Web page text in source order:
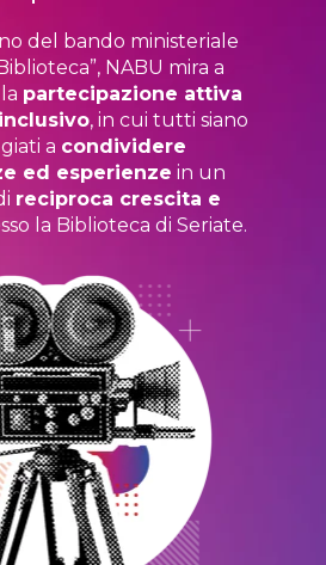
del bando ministeriale
NABU mira a
partecipazione attiva
inclusivo, in cui tutti siano
a condividere
ed esperienze in un
reciproca crescita e
la Biblioteca di Seriate.